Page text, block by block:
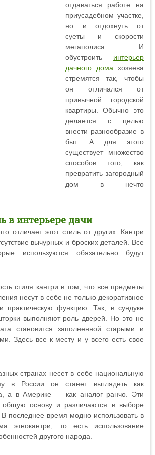
отдаваться работе на
приусадебном участке,
но и отдохнуть от
суеты и скорости
мегаполиса. И
обустроить интерьер
дачного дома хозяева
стремятся так, чтобы
он отличался от
привычной городской
квартиры. Обычно это
делается с целью
внести разнообразие в
быт. А для этого
существует множество
способов того, как
превратить загородный
дом в нечто
в интерьере дачи
отличает этот стиль от других. Кантри
вычурных и броских деталей. Все
используются обязательно будут
стиля кантри в том, что все предметы
несут в себе не только декоративное
практическую функцию. Так, в сундуке
выполняют роль дверей. Но это не
становится заполненной старыми и
Здесь все к месту и у всего есть свое
странах несет в себе национальную
в России он станет выглядеть как
а в Америке — как аналог ранчо. Эти
основу и различаются в выборе
В последнее время модно использовать в
этнокантри, то есть использование
другого народа.